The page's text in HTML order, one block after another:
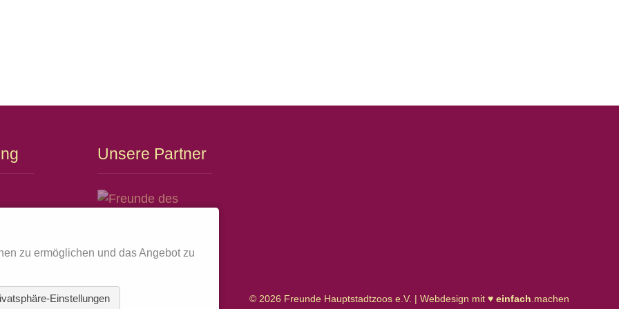
Unsere Partner
© 2026 Freunde Hauptstadtzoos e.V. | Webdesign mit ♥ einfach .machen
zu ermöglichen und das Angebot zu
Einstellungen